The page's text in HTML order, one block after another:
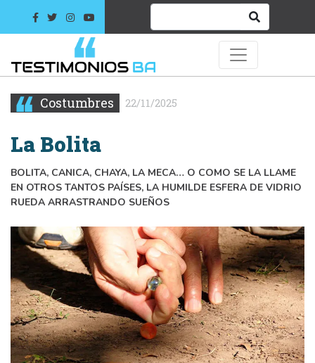
Costumbres 22/11/2025
La Bolita
BOLITA, CANICA, CHAYA, LA MECA… O COMO SE LA LLAME
EN OTROS TANTOS PAÍSES, LA HUMILDE ESFERA DE VIDRIO
RUEDA ARRASTRANDO SUEÑOS